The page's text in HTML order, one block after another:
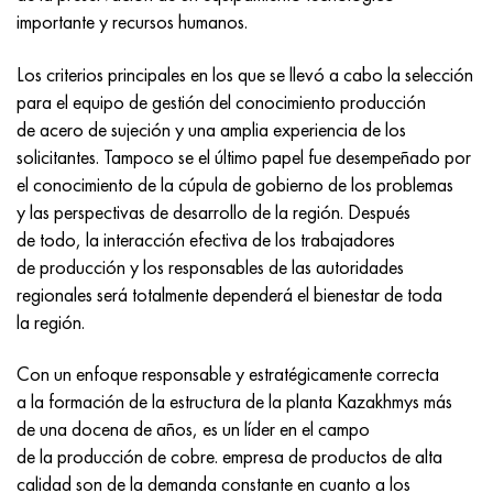
importante y recursos humanos.
Los criterios principales en los que se llevó a cabo la selección
para el equipo de gestión del conocimiento producción
de acero de sujeción y una amplia experiencia de los
solicitantes. Tampoco se el último papel fue desempeñado por
el conocimiento de la cúpula de gobierno de los problemas
y las perspectivas de desarrollo de la región. Después
de todo, la interacción efectiva de los trabajadores
de producción y los responsables de las autoridades
regionales será totalmente dependerá el bienestar de toda
la región.
Con un enfoque responsable y estratégicamente correcta
a la formación de la estructura de la planta Kazakhmys más
de una docena de años, es un líder en el campo
de la producción de cobre. empresa de productos de alta
calidad son de la demanda constante en cuanto a los
Incotherm
incotest
Jette M152
Cobalto 6B
maraging 250
René 41
Maraging 300
Maraging 350
MP35N
47ND
47НХР
49KF
49K2F, 49K2FA-VI
Aleación 50N
Aleación 50NP
50NHS
Aleación 52N
52K12F
HN62VMYUT
HN62MVKYU
HN63MB
XN65VM
KhN65VMTYu
KhN67MVTYu
KhN68VKTYU
KhN68VMTYUK-vd
KhN70VMTYu
VT-35
PT-1M
PT-3V
PT-7M
2B
SPT-2 sv
A LAS 3
3M
TL3
1.4466 - AISI 310MoLn
Aleación Al6xn
15-7Ph® - 1.4532
PH 13-8 meses - 1.4534
1.4542 - 17-4Ph®
Custom 455® - 1.4543 - uns s45500
1.4545 - 15-5Ph®
1.4548 - 17-4Ph®
1.4550 - AISI 347
10X17H13M3T
10X18N18Yu4D
11X11N2V2MF
12Х18Н9Т
13X11N2V2MF
15x11mf
15х12vnmf
15Х12Н2MVFAB
15X16K5N2MVFAB
2,0872, CuNi10Fe1Mn, Cw352h
Bronce aluminio silicio
CW301G, C64200
bronce de silicio
C65500, CuAl11Fe3
C65620, CuSi3Fe2Zn3
C65100, CuSi1.5
Bronce estaño-plomo
c92200, CuSn6Zn4Pb2
latón rojo
C84400, CuSn2ZnPb
C83600, CuSn5ZnPb
45G2, 45g2, AISI 1144
Aleación de acero estructural
10g2, 10g2, AISI 1513
12X2H4A, 15NiCr13, 1.5752
AC14, 11SMnPb30
20G, 20mn5
20XH3A, AISI 4320, 20hn3a
20HM, 24CrMo5, 20hm
25KhGM, 20CrMo5, 1.7264
Р6М5, 1.3343, hs6-5-2, sw7m
Р6М5К5, 1.3243, hs6-5-2-5
R6M5F3, 1.3344, hs6-5-3
9М4К8,1.3207
R12F3, 1.3318, sw12
P18, 1,3355, hs18-0-1, sw18
Acero carbono
10,1.1645, C105W1
11G12, 110G13L, X120Mn12